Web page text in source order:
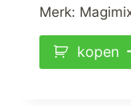
Merk:
kopen